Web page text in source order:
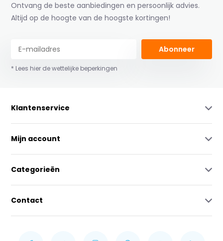
Ontvang de beste aanbiedingen en persoonlijk advies.
Altijd op de hoogte van de hoogste kortingen!
Abonneer
* Lees hier de wettelijke beperkingen
Klantenservice
Mijn account
Categorieën
Contact